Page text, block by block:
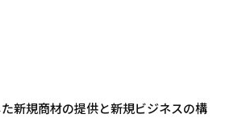
新規商材の提供と新規ビジネスの構